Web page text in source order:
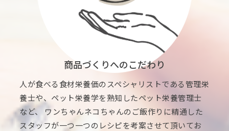
商品づくりへのこだわり
人が食べる食材栄養価のスペシャリストである管理栄
養士や、ペット栄養学を熟知したペット栄養管理士
など、 ワンちゃんネコちゃんのご飯作りに精通した
スタッフが一つ一つのレシピを考案させて頂いてお